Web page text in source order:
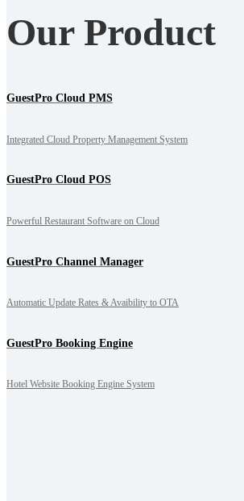
Our Product
GuestPro Cloud PMS
Integrated Cloud Property Management System
GuestPro Cloud POS
Powerful Restaurant Software on Cloud
GuestPro Channel Manager
Automatic Update Rates & Avaibility to OTA
GuestPro Booking Engine
Hotel Website Booking Engine System